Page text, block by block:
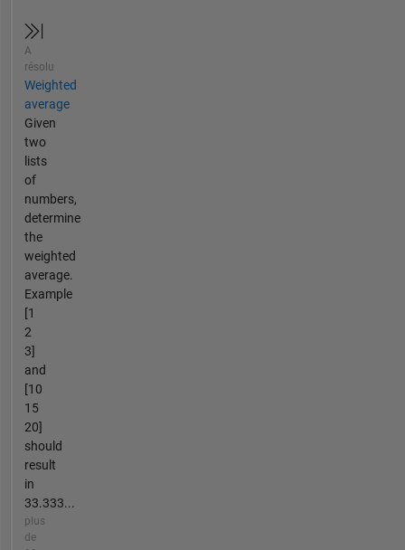
A
résolu
Weighted
average
Given
two
lists
of
numbers,
determine
the
weighted
average.
Example
[1
2
3]
and
[10
15
20]
should
result
in
33.333...
plus
de